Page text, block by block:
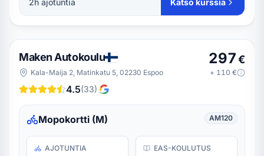
2h ajotuntia Katso kurssia
Maken Autokoulu
Kala-Maija 2, Matinkatu 5, 02230 Espoo
4.5(33)
297€
+ 110 €
Mopokortti (M) AM120
AJOTUNTIA EAS-KOULUTUS